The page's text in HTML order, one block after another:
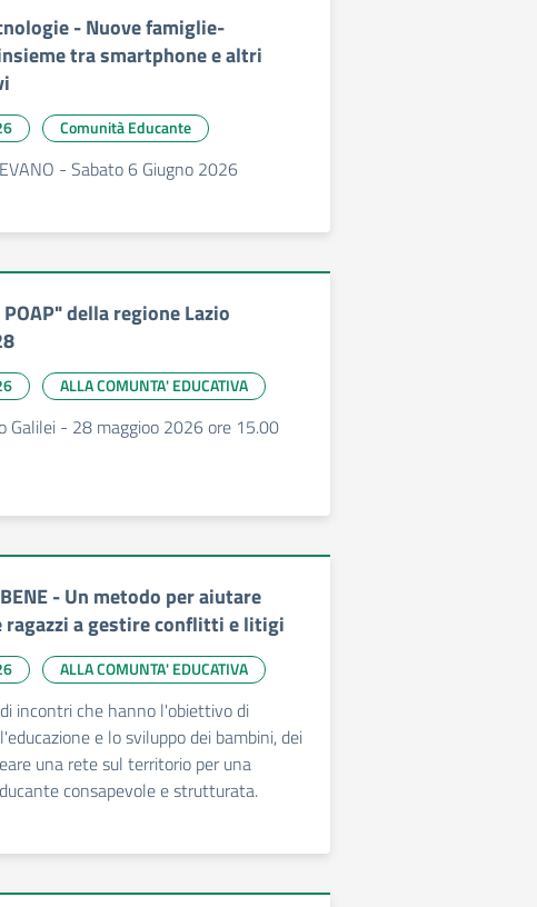
- Nuove famiglie-
tra smartphone e altri
Comunità Educante
- Sabato 6 Giugno 2026
POAP" della regione Lazio
ALLA COMUNTA' EDUCATIVA
Galilei - 28 maggioo 2026 ore 15.00
BENE - Un metodo per aiutare
ragazzi a gestire conflitti e litigi
ALLA COMUNTA' EDUCATIVA
incontri che hanno l'obiettivo di
e lo sviluppo dei bambini, dei
una rete sul territorio per una
consapevole e strutturata.